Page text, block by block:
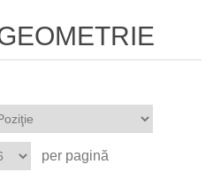
per pagină